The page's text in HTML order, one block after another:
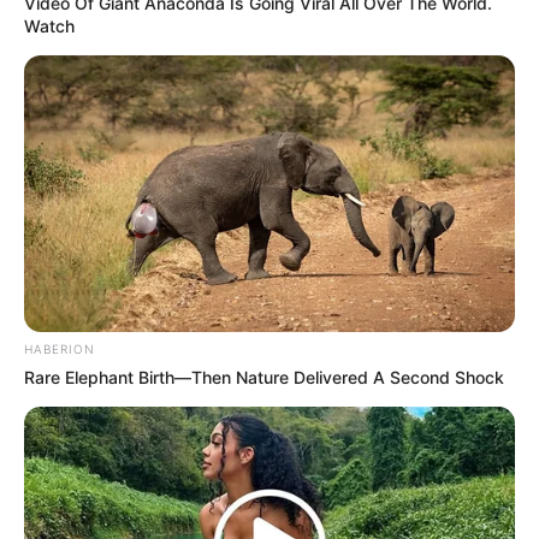
Watch
HABERION
Rare Elephant Birth—Then Nature Delivered A Second Shock